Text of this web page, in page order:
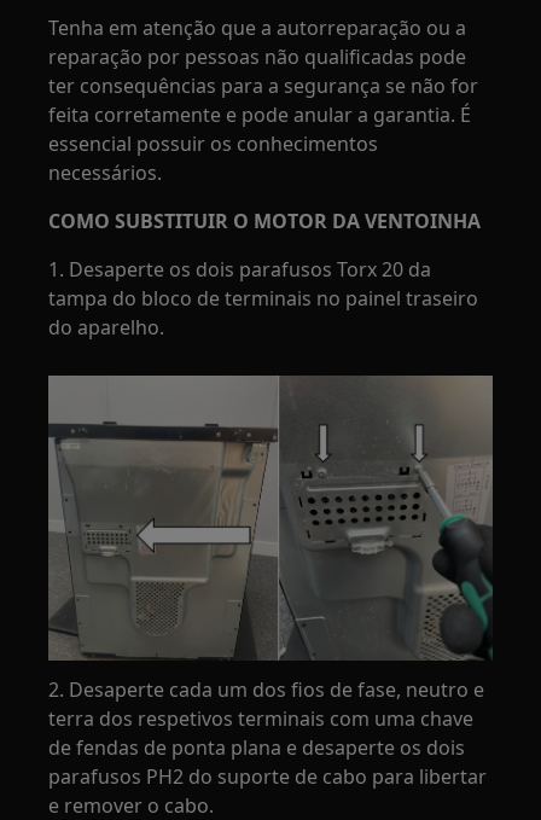
Tenha em atenção que a autorreparação ou a
reparação por pessoas não qualificadas pode
ter consequências para a segurança se não for
feita corretamente e pode anular a garantia. É
essencial possuir os conhecimentos
necessários.
COMO SUBSTITUIR O MOTOR DA VENTOINHA
1. Desaperte os dois parafusos Torx 20 da
tampa do bloco de terminais no painel traseiro
do aparelho.
2. Desaperte cada um dos fios de fase, neutro e
terra dos respetivos terminais com uma chave
de fendas de ponta plana e desaperte os dois
parafusos PH2 do suporte de cabo para libertar
e remover o cabo.